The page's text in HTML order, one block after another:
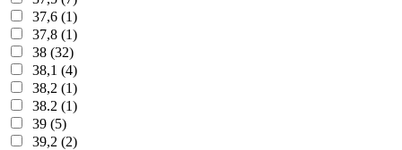
37,6 (1)
37,8 (1)
38 (32)
38,1 (4)
38,2 (1)
38.2 (1)
39 (5)
39,2 (2)